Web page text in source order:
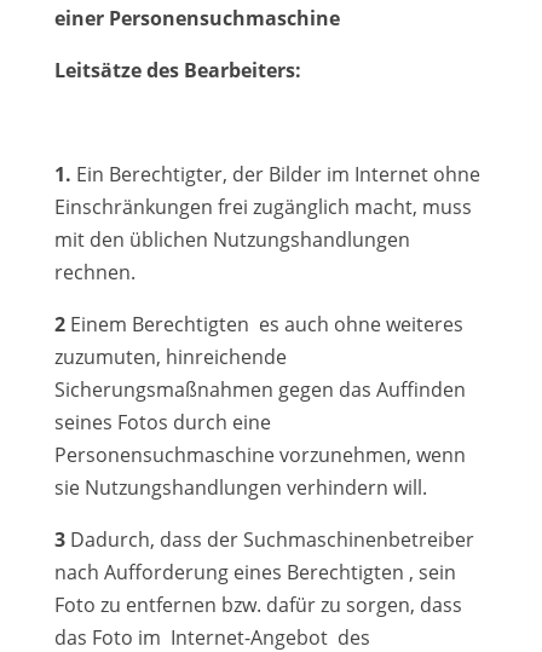
einer Personensuchmaschine
Leitsätze des Bearbeiters:
1. Ein Berechtigter, der Bilder im Internet ohne
Einschränkungen frei zugänglich macht, muss
mit den üblichen Nutzungshandlungen
rechnen.
2Einem Berechtigten es auch ohne weiteres
zuzumuten, hinreichende
Sicherungsmaßnahmen gegen das Auffinden
seines Fotos durch eine
Personensuchmaschine vorzunehmen, wenn
sie Nutzungshandlungen verhindern will.
3 Dadurch, dass der Suchmaschinenbetreiber
nach Aufforderung eines Berechtigten , sein
Foto zu entfernen bzw. dafür zu sorgen, dass
das Foto im Internet-Angebot des